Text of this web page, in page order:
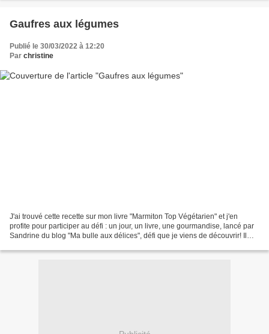
Gaufres aux légumes
Publié le 30/03/2022 à 12:20
Par christine
J'ai trouvé cette recette sur mon livre "Marmiton Top Végétarien" et j'en
profite pour participer au défi : un jour, un livre, une gourmandise, lancé par
Sandrine du blog "Ma bulle aux délices", défi que je viens de découvrir! Il